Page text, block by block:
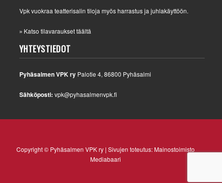
Vpk vuokraa teatterisalin tiloja myös harrastus ja juhlakäyttöön.
» Katso tilavaraukset täältä
YHTEYSTIEDOT
Pyhäsalmen VPK ry Palotie 4, 86800 Pyhäsalmi
Sähköposti: vpk@pyhasalmenvpk.fi
Copyright © Pyhäsalmen VPK ry | Sivujen toteutus:Mainostoimisto
Mediabaari